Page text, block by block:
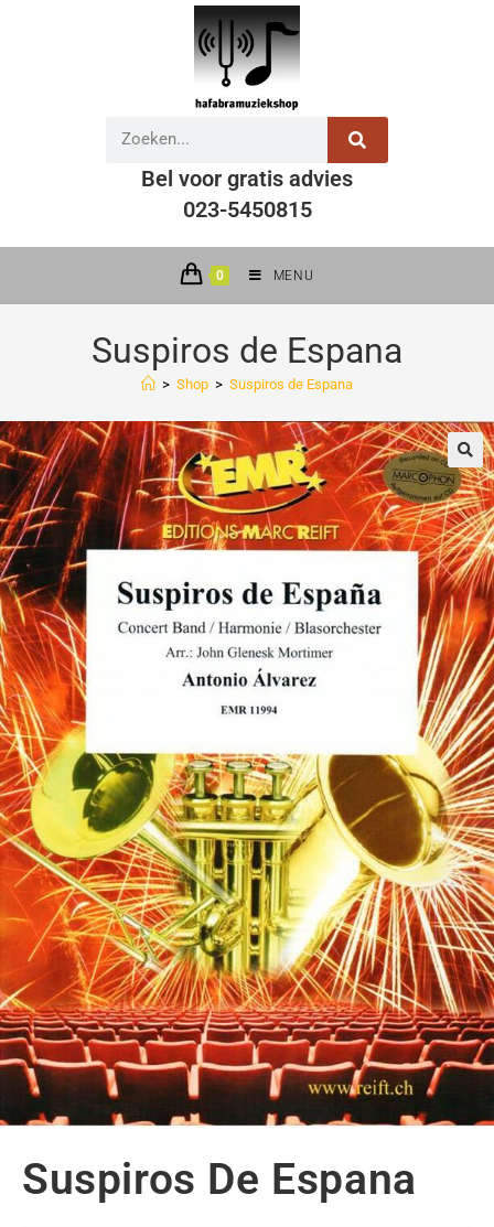
Bel voor gratis advies
023-5450815
0 MENU
Suspiros de Espana
> Shop > Suspiros de Espana
🔍
Suspiros De Espana